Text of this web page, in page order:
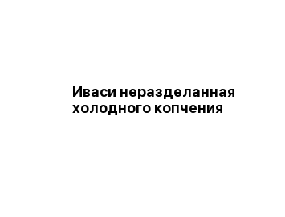
Иваси неразделанная
холодного копчения